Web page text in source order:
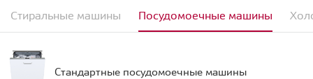
Стиральные машины Посудомоечные машины
Стандартные посудомоечные машины